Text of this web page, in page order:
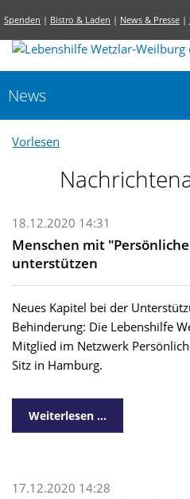
Spenden | Bistro & Laden | News & Presse |
News
Vorlesen
18.12.2020 14:31
Menschen mit
unterstützen
Neues Kapitel bei der
Behinderung: Die Lebenshilfe
Mitglied im Netzwerk
Sitz in Hamburg.
Weiterlesen …
17.12.2020 14:28